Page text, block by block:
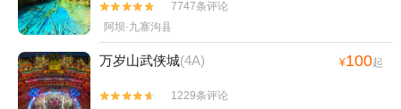


7747条评论
阿坝·九寨沟县
万岁山武侠城(4A) ¥100起


1229条评论